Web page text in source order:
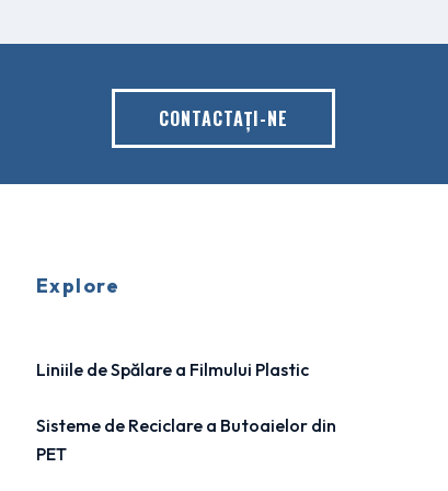
CONTACTAŢI-NE
Explore
Liniile de Spălare a Filmului Plastic
Sisteme de Reciclare a Butoaielor din
PET